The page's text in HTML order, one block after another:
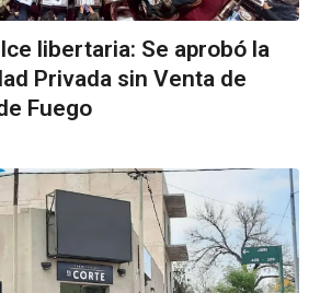
libertaria: Se aprobó la
Privada sin Venta de
Fuego